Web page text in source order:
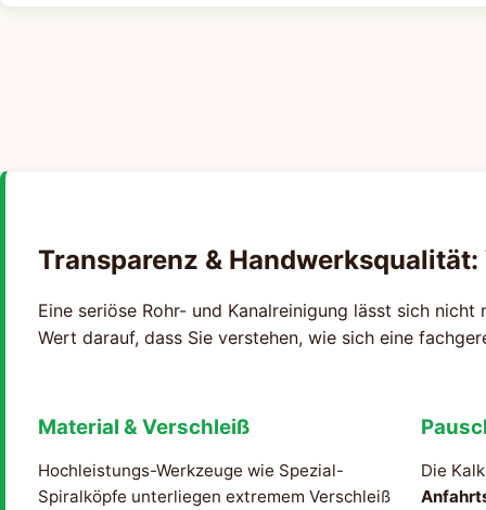
Transparenz &
Eine seriöse Rohr- und Kanalreinigung lässt sich
Wert darauf, dass Sie verstehen, wie sich eine
Material & Verschleiß
Hochleistungs-Werkzeuge wie Spezial-
Spiralköpfe unterliegen extremem Verschleiß
Die